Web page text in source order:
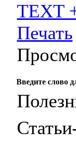
TEXT
Печать
Введите слово